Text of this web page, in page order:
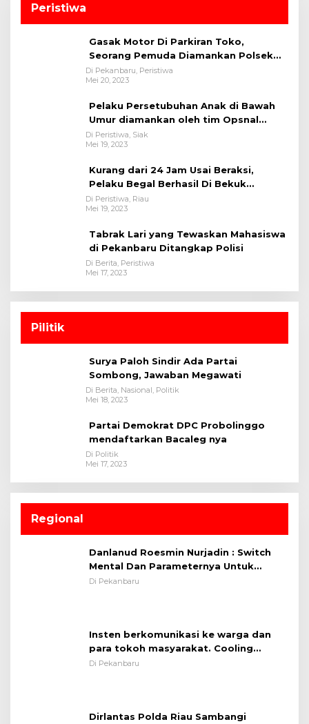
Peristiwa
Gasak Motor Di Parkiran Toko,
Seorang Pemuda Diamankan Polsek
Bukit Raya
Di Pekanbaru, Peristiwa
Mei 20, 2023
Pelaku Persetubuhan Anak di Bawah
Umur diamankan oleh tim Opsnal
Polsek Tualang-Polres Siak-Polda Riau
Di Peristiwa, Siak
Mei 19, 2023
Kurang dari 24 Jam Usai Beraksi,
Pelaku Begal Berhasil Di Bekuk
Satreskrim Polres Kuansing
Di Peristiwa, Riau
Mei 19, 2023
Tabrak Lari yang Tewaskan Mahasiswa
di Pekanbaru Ditangkap Polisi
Di Berita, Peristiwa
Mei 17, 2023
Pilitik
Surya Paloh Sindir Ada Partai
Sombong, Jawaban Megawati
Di Berita, Nasional, Politik
Mei 18, 2023
Partai Demokrat DPC Probolinggo
mendaftarkan Bacaleg nya
Di Politik
Mei 17, 2023
Regional
Danlanud Roesmin Nurjadin : Switch
Mental Dan Parameternya Untuk
Melaksanakan ✈
Di Pekanbaru
Insten berkomunikasi ke warga dan
para tokoh masyarakat. Cooling
System OMP LK ²024 Polsek Rumbai,
Di Pekanbaru
Dirlantas Polda Riau Sambangi